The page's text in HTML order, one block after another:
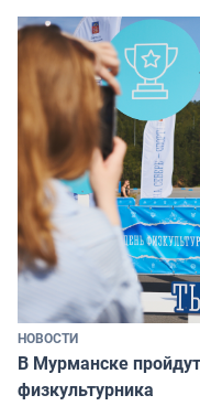
НОВОСТИ
В Мурманске
физкультурника